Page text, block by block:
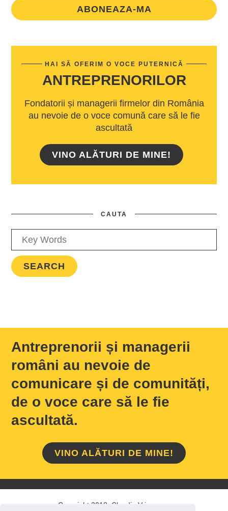
ABONEAZA-MA
HAI SĂ OFERIM O VOCE PUTERNICĂ
ANTREPRENORILOR
Fondatorii și managerii firmelor din România
au nevoie de o voce comună care să le fie
ascultată
VINO ALĂTURI DE MINE!
CAUTA
Antreprenorii și managerii
români au nevoie de
comunicare și de comunități,
de o voce care să le fie
ascultată.
VINO ALĂTURI DE MINE!
Copyright 2018 Claudiu Vrinceanu